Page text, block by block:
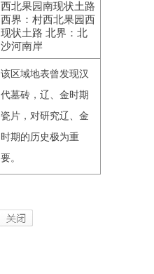
西北果园南现状土路
西界：村西北果园西
现状土路 北界：北
沙河南岸
该区域地表曾发现汉
代墓砖，辽、金时期
瓷片，对研究辽、金
时期的历史极为重
要。